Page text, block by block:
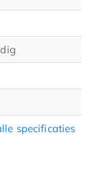
specificaties